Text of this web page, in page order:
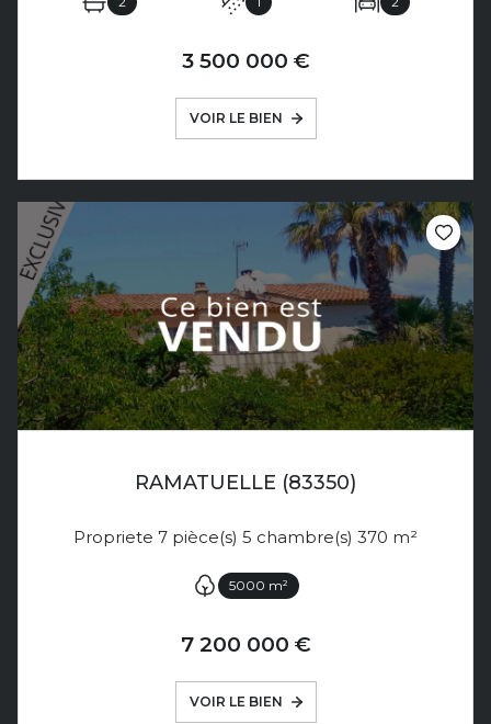
3 500 000 €
VOIR LE BIEN
RAMATUELLE (83350)
Propriete 7 pièce(s) 5 chambre(s) 370 m²
5000 m²
7 200 000 €
VOIR LE BIEN